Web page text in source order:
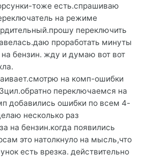
тоже есть.спрашиваю
на режиме
переключить
проработать минуты
бензин. жду и думаю вот вот
на комп-ошибки
переключаемся на
добавились ошибки по всем 4-
несколько раз
на бензин.когда появились
это натолкнуло на мысль,что
есть врезка. действительно